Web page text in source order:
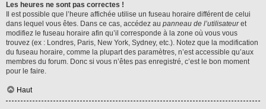
Les heures ne sont pas correctes !
Il est possible que l’heure affichée utilise un fuseau horaire différent de celui
dans lequel vous êtes. Dans ce cas, accédez au panneau de l’utilisateuret
modifiez le fuseau horaire afin qu’il corresponde à la zone où vous vous
trouvez (ex : Londres, Paris, New York, Sydney, etc.). Notez que la modification
du fuseau horaire, comme la plupart des paramètres, n’est accessible qu’aux
membres du forum. Donc si vous n’êtes pas enregistré, c’est le bon moment
pour le faire.
Haut